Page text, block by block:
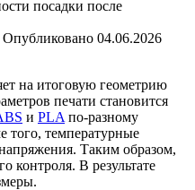
Опубликовано 04.06.2026
на итоговую геометрию
печати становится
и PLA по-разному
того, температурные
Таким образом,
контроля. В результате